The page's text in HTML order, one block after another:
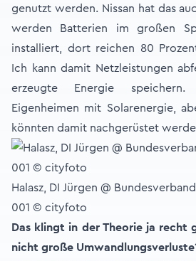
genutzt werden. Nissan hat das
werden Batterien im großen
installiert, dort reichen 80
Ich kann damit Netzleistungen
erzeugte Energie
Eigenheimen mit Solarenergie,
könnten damit nachgerüstet
Halasz, DI Jürgen @
001 © cityfoto
Das klingt in der Theorie ja recht
nicht große